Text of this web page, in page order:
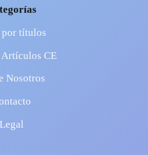
por títulos
CE
Nosotros
Legal